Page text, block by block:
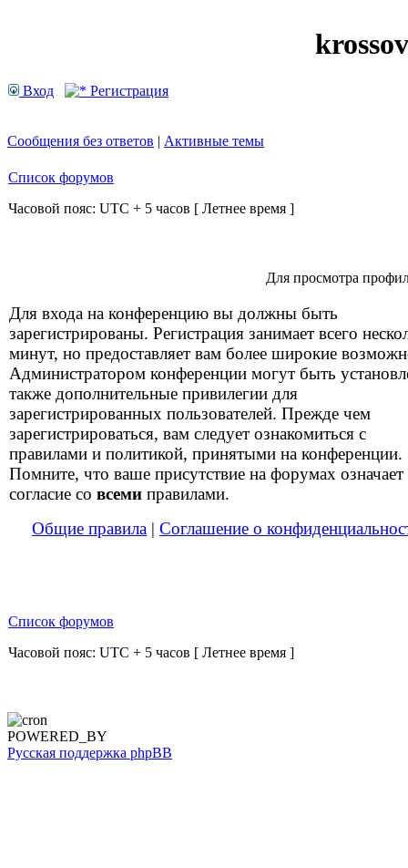
Вход Регистрация
Сообщения без ответов | Активные темы
Список форумов
Часовой пояс: UTC + 5 часов [ Летнее время ]
Для просмотра
Для входа на конференцию вы должны быть
зарегистрированы. Регистрация занимает всего
минут, но предоставляет вам более широкие
Администратором конференции могут быть
также дополнительные привилегии для
зарегистрированных пользователей. Прежде чем
зарегистрироваться, вам следует ознакомиться с
правилами и политикой, принятыми на конференции.
Помните, что ваше присутствие на форумах означает
согласие со всеми правилами.
Общие правила | Соглашение о
Список форумов
Часовой пояс: UTC + 5 часов [ Летнее время ]
POWERED_BY
Русская поддержка phpBB